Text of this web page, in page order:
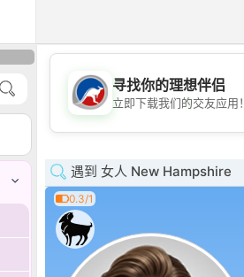
💖
寻找你的理想伴侣
立即下载我们的交友应用！
遇到 女人 New Hampshire
0.3/1